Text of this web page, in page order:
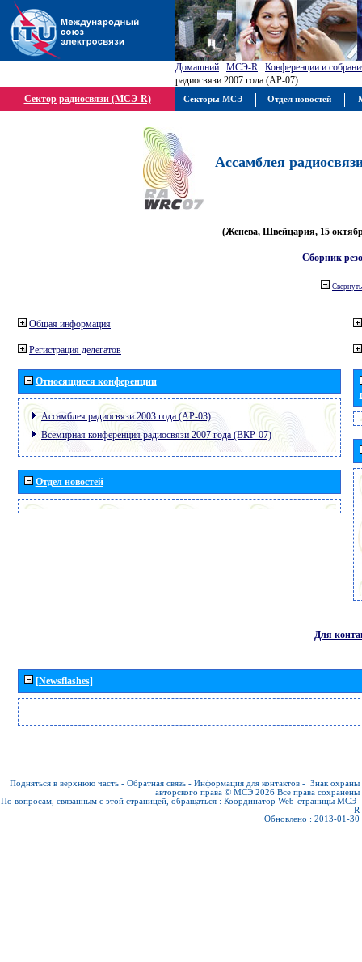
Домашний : МСЭ-R : Конференции и
радиосвязи 2007 года (АР-07)
Сектор радиосвязи (МСЭ-R)
Ассамблея
(Женева, Швейцария, 15
Сборник
Свернуть
Общая информация
Регистрация делегатов
Относящиеся конференции
Ассамблея радиосвязи 2003 года (АР-03)
Всемирная конференция радиосвязи 2007 года (ВКР-07)
Отдел новостей
Для
[Newsflashes]
Подняться в верхнюю часть - Обратная связь - Информация для контактов - Знак охраны
авторского права © МСЭ 2026 Все права сохранены
По вопросам, связанным с этой страницей, обращаться : Координатор Web-страницы МСЭ-
R
Обновлено : 2013-01-30
Секторы МСЭ Отдел новостей